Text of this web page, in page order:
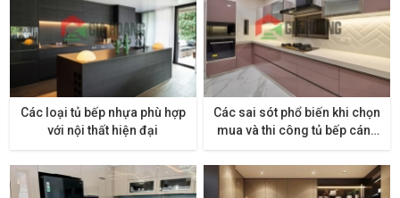
Các loại tủ bếp nhựa phù hợp
với nội thất hiện đại
Các sai sót phổ biến khi chọn
mua và thi công tủ bếp cánh